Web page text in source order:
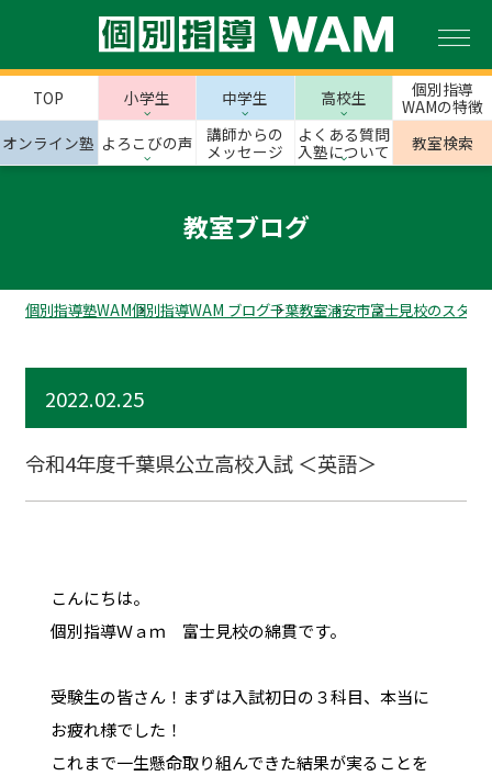
TOP 小学生 中学生 高校生
個別指導
WAMの特徴
オンライン塾 よろこびの声
講師からの
メッセージ
よくある質問
入塾について
教室検索
教室ブログ
個別指導塾WAM個別指導WAM ブログ千葉教室浦安市富士見校のスタッ
2022.02.25
令和4年度千葉県公立高校入試 ＜英語＞
こんにちは。
個別指導Ｗａｍ 富士見校の綿貫です。
受験生の皆さん！まずは入試初日の３科目、本当に
お疲れ様でした！
これまで一生懸命取り組んできた結果が実ることを